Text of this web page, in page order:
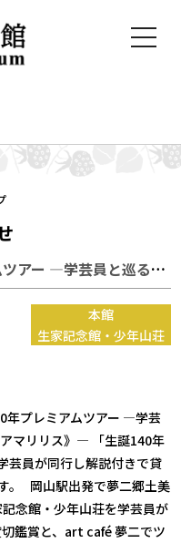
t
n
i
o
n
11/23 夢二生誕140年プレミアムツアー ―学芸員と巡る夢二のふるさとと幻の名画《アマリリス》ー
本館
生家記念館・少年山荘
年プレミアムツアー ―学芸
マリリス》― 「生誕140年
芸員が同行し解説付きで貸
。 岡山駅出発で夢二郷土美
念館・少年山荘を学芸員が
鑑賞と、art café 夢二でツ